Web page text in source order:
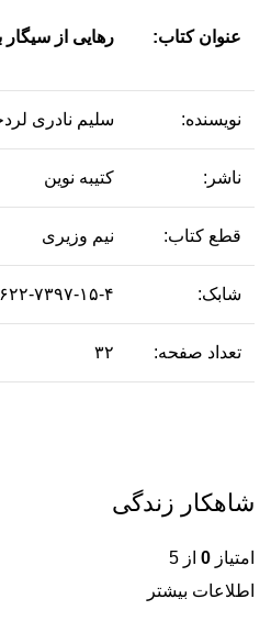
عنوان کتاب: رهایی از
نویسنده: سلیم نادری
ناشر: کتیبه نوین
قطع کتاب: نیم وزیری
شابک: ۹۷۸-۶۲۲-
تعداد صفحه: ۳۲
شاهکار زندگی
امتیاز 0 از 5
اطلاعات بیشتر